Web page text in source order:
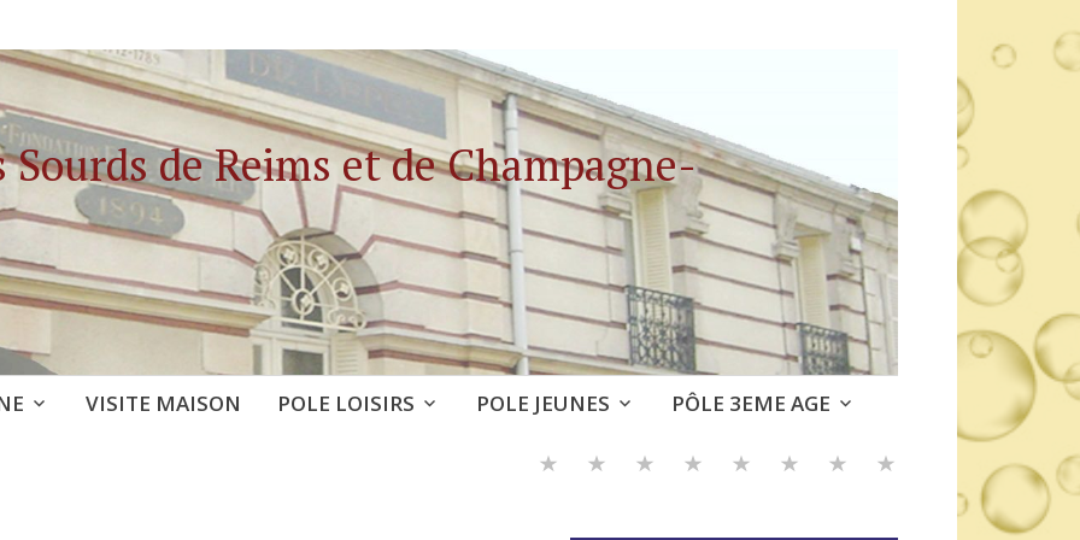
de Reims et de Champagne-
VISITE MAISON POLE LOISIRS POLE JEUNES PÔLE 3EME AGE